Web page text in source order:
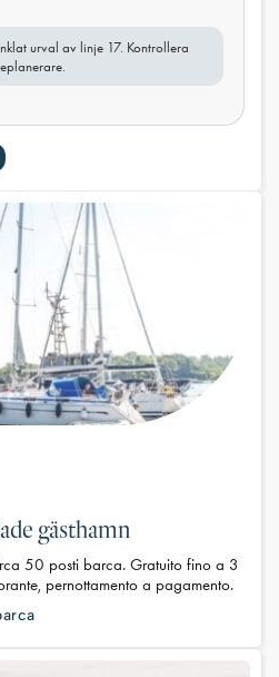
urval av linje 17. Kontrollera
gästhamn
50 posti barca. Gratuito fino a 3
pernottamento a pagamento.